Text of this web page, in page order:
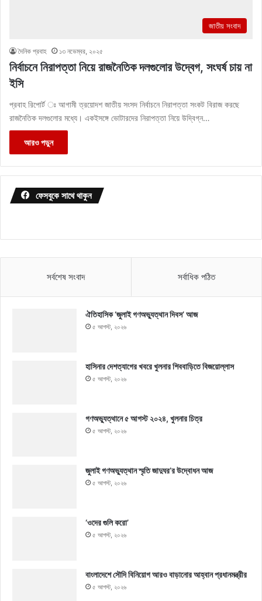
জাতীয় সংবাদ
দৈনিক প্রবাহ ১৩ নভেম্বর, ২০২৫
নির্বাচনে নিরাপত্তা নিয়ে রাজনৈতিক দলগুলোর উদ্বেগ, সংঘর্ষ চায় না
ইসি
প্রবাহ রিপোর্ট ঃ আগামী ত্রয়োদশ জাতীয় সংসদ নির্বাচনে নিরাপত্তা সংকট বিরাজ করছে
রাজনৈতিক দলগুলোর মধ্যে। একইসঙ্গে ভোটারদের নিরাপত্তা নিয়ে উদ্বিগ্ন…
আরও পড়ুন
ফেসবুকে সাথে থাকুন
সর্বশেষ সংবাদ সর্বাধিক পঠিত
ঐতিহাসিক ‘জুলাই গণঅভ্যুত্থান দিবস’ আজ
৫ আগস্ট, ২০২৬
হাসিনার দেশত্যাগের খবরে খুলনার শিববাড়িতে বিজয়োল্লাস
৫ আগস্ট, ২০২৬
গণঅভ্যুত্থানে ৫ আগস্ট ২০২৪, খুলনার চিত্র
৫ আগস্ট, ২০২৬
জুলাই গণঅভ্যুত্থান স্মৃতি জাদুঘর’র উদ্বোধন আজ
৫ আগস্ট, ২০২৬
‘ওদের গুলি করো’
৫ আগস্ট, ২০২৬
বাংলাদেশে সৌদি বিনিয়োগ আরও বাড়ানোর আহ্বান প্রধানমন্ত্রীর
৫ আগস্ট, ২০২৬